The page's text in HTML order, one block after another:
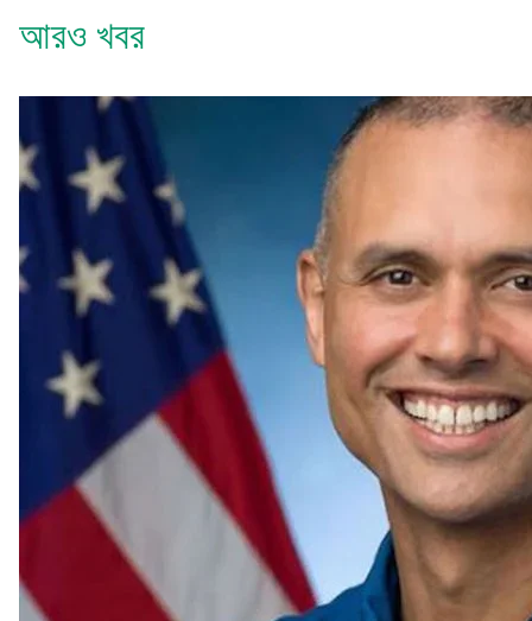
আরও খবর